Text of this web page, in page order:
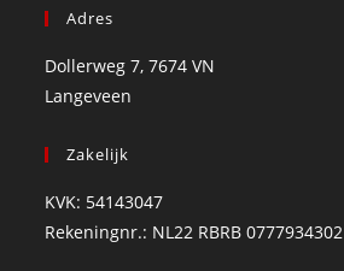
Adres
Dollerweg 7, 7674 VN
Langeveen
Zakelijk
KVK: 54143047
Rekeningnr.: NL22 RBRB 0777934302